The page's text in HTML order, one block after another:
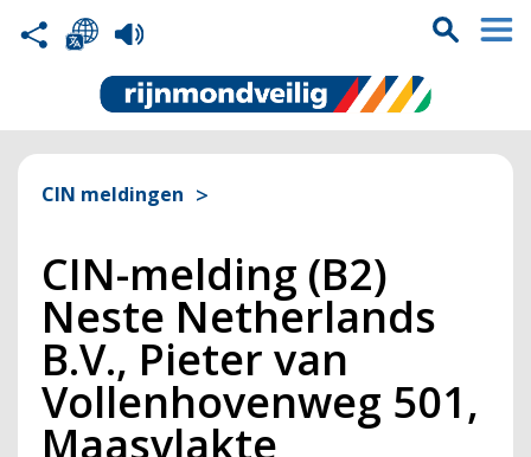
CIN meldingen
CIN-melding (B2)
Neste Netherlands
B.V., Pieter van
Vollenhovenweg 501,
Maasvlakte